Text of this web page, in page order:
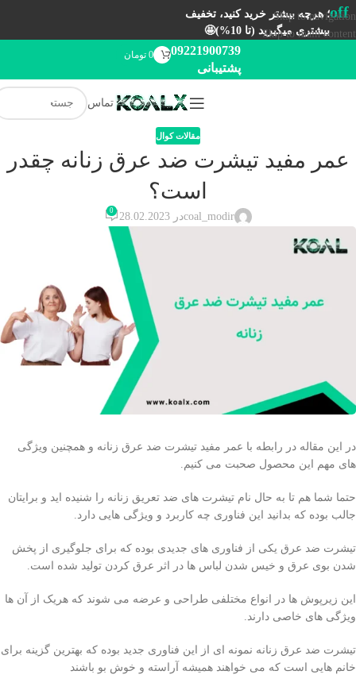
Skip to navigation
Skip to main content
off؛ هرچه بیشتر خرید کنید، تخفیف
بیشتری میگیرید (تا 10%)🤩
09221900739
پشتیبانی
0 تومان
تماس
مقالات کوال
عمر مفید تیشرت ضد عرق زنانه چقدر
است؟
coal_modirدر 28.02.2023 0
در این مقاله در رابطه با عمر مفید تیشرت ضد عرق زنانه و همچنین ویژگی
های مهم این محصول صحبت می کنیم.
حتما شما هم تا به حال نام تیشرت های ضد تعریق زنانه را شنیده اید و برایتان
جالب بوده که بدانید این فناوری چه کاربرد و ویژگی هایی دارد.
تیشرت ضد عرق یکی از فناوری های جدیدی بوده که برای جلوگیری از پخش
شدن بوی عرق و خیس شدن لباس ها در اثر عرق کردن تولید شده است.
این زیرپوش ها در انواع مختلفی طراحی و عرضه می شوند که هریک از آن ها
ویژگی های خاصی دارند.
تیشرت ضد عرق زنانه نمونه ای از این فناوری جدید بوده که بهترین گزینه برای
خانم هایی است که می خواهند همیشه آراسته و خوش بو باشند